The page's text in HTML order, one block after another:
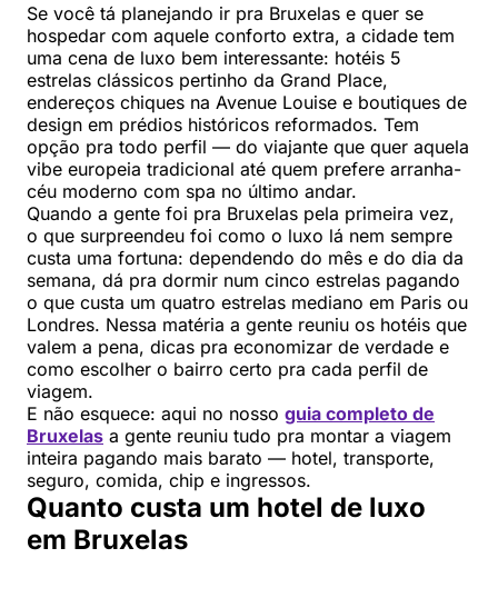
Se você tá planejando ir pra Bruxelas e quer se
hospedar com aquele conforto extra, a cidade tem
uma cena de luxo bem interessante: hotéis 5
estrelas clássicos pertinho da Grand Place,
endereços chiques na Avenue Louise e boutiques de
design em prédios históricos reformados. Tem
opção pra todo perfil — do viajante que quer aquela
vibe europeia tradicional até quem prefere arranha-
céu moderno com spa no último andar.
Quando a gente foi pra Bruxelas pela primeira vez,
o que surpreendeu foi como o luxo lá nem sempre
custa uma fortuna: dependendo do mês e do dia da
semana, dá pra dormir num cinco estrelas pagando
o que custa um quatro estrelas mediano em Paris ou
Londres. Nessa matéria a gente reuniu os hotéis que
valem a pena, dicas pra economizar de verdade e
como escolher o bairro certo pra cada perfil de
viagem.
E não esquece: aqui no nosso guia completo de
Bruxelas a gente reuniu tudo pra montar a viagem
inteira pagando mais barato — hotel, transporte,
seguro, comida, chip e ingressos.
Quanto custa um hotel de luxo
em Bruxelas